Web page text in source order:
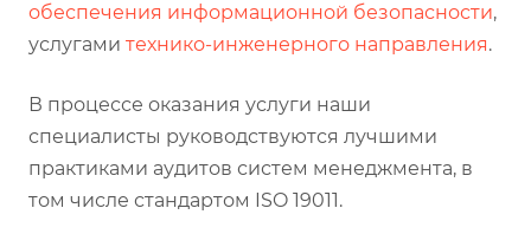
обеспечения информационной безопасности,
услугами технико-инженерного направления.
В процессе оказания услуги наши
специалисты руководствуются лучшими
практиками аудитов систем менеджмента, в
том числе стандартом ISO 19011.